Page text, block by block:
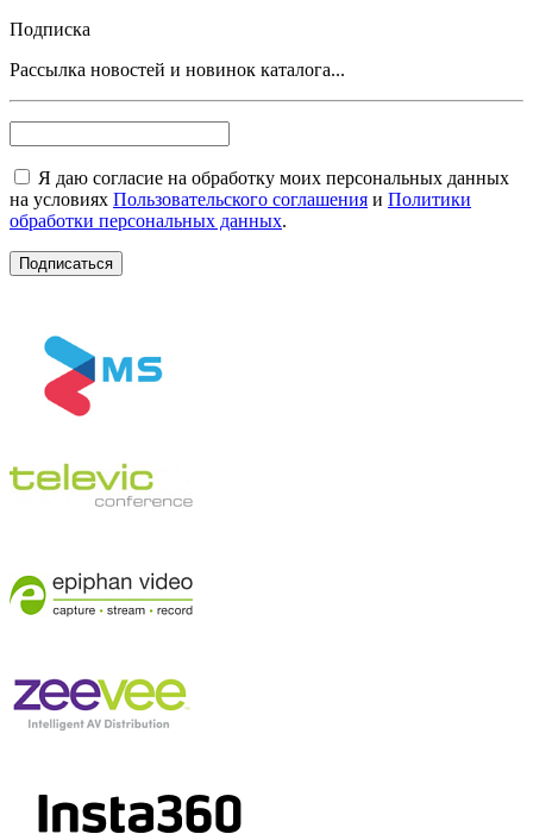
Подписка
Рассылка новостей и новинок каталога...
Я даю согласие на обработку моих персональных данных
на условиях Пользовательского соглашения и Политики
обработки персональных данных.